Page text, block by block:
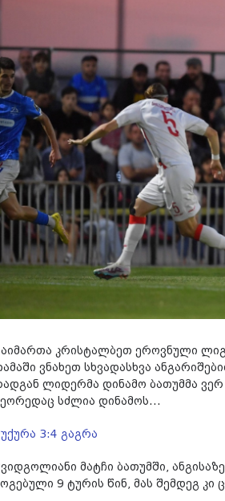
კრისტალბეთ ეროვნული
ვნახეთ სხვადასხვა
ლიდერმა დინამო ბათუმმა
სძლია დინამოს...
3:4 გაგრა
მატჩი ბათუმში,
9 ტურის წინ, მას შემდეგ კი